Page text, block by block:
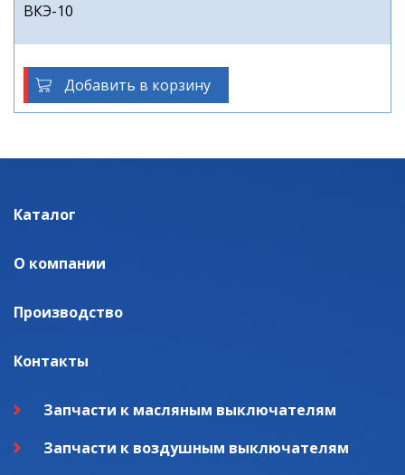
ВКЭ-10
Добавить в корзину
Каталог
О компании
Производство
Контакты
Запчасти к масляным выключателям
Запчасти к воздушным выключателям